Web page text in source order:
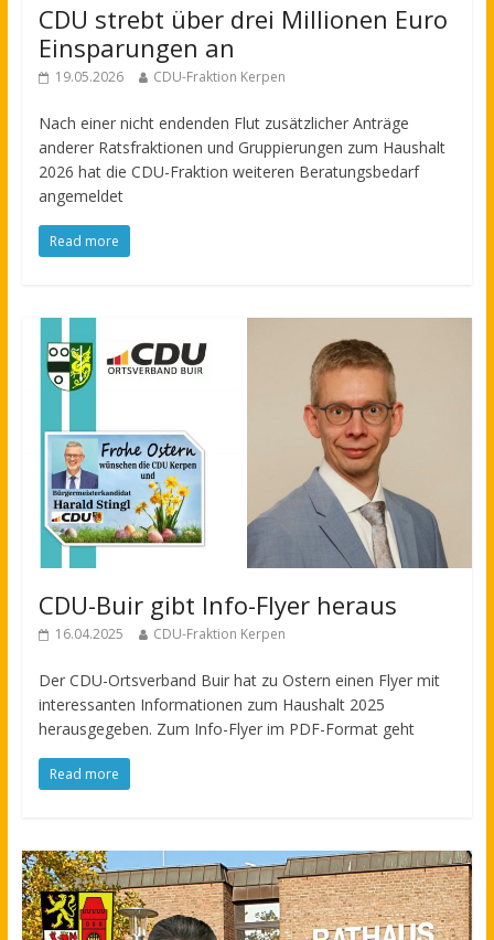
CDU strebt über drei Millionen Euro
Einsparungen an
19.05.2026 CDU-Fraktion Kerpen
Nach einer nicht endenden Flut zusätzlicher Anträge
anderer Ratsfraktionen und Gruppierungen zum Haushalt
2026 hat die CDU-Fraktion weiteren Beratungsbedarf
angemeldet
Read more
CDU-Buir gibt Info-Flyer heraus
16.04.2025 CDU-Fraktion Kerpen
Der CDU-Ortsverband Buir hat zu Ostern einen Flyer mit
interessanten Informationen zum Haushalt 2025
herausgegeben. Zum Info-Flyer im PDF-Format geht
Read more